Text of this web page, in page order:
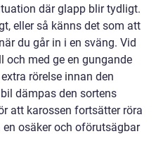
där glapp blir tydligt.
eller så känns det som att
du går in i en sväng. Vid
och med ge en gungande
rörelse innan den
dämpas den sortens
att karossen fortsätter röra
osäker och oförutsägbar